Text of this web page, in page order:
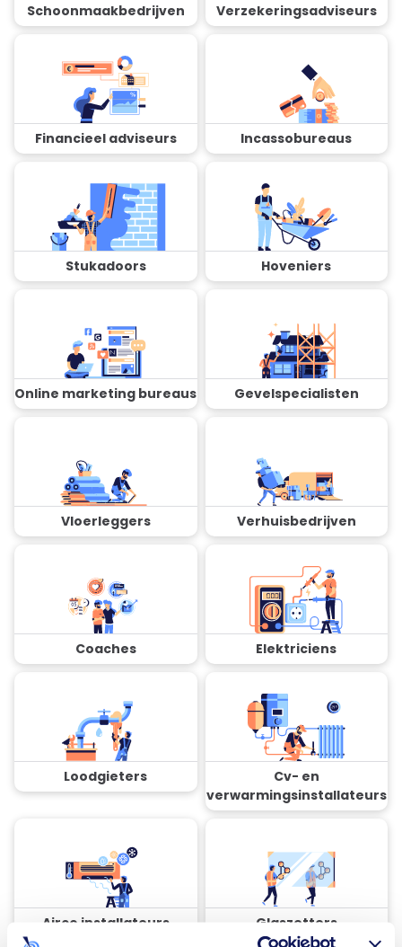
Schoonmaakbedrijven Verzekeringsadviseurs
Financieel adviseurs Incassobureaus
Stukadoors Hoveniers
Online marketing bureaus Gevelspecialisten
Vloerleggers Verhuisbedrijven
Coaches Elektriciens
Loodgieters
Cv- en
verwarmingsinstallateurs
Airco installateurs Glaszetters